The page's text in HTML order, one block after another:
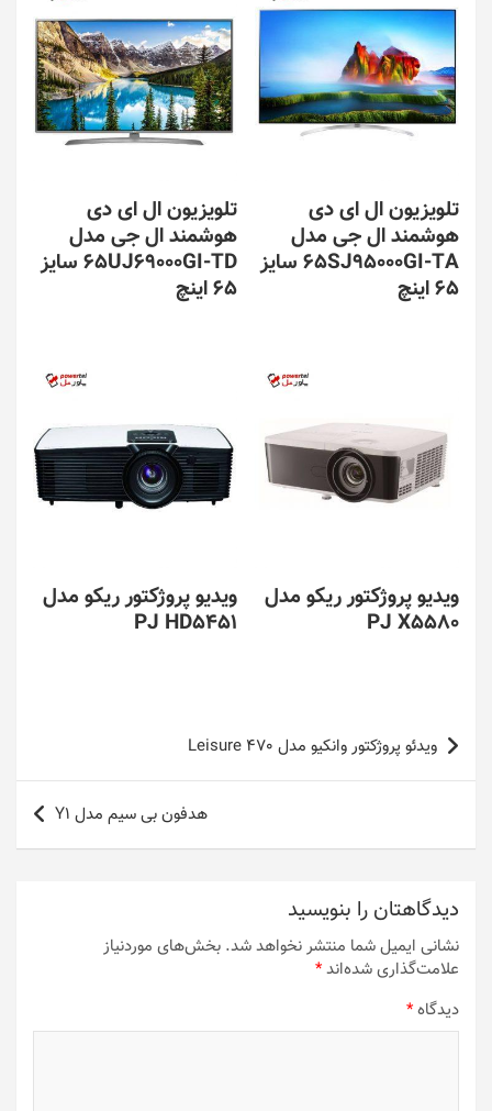
تلویزیون ال ای دی
هوشمند ال جی مدل
65SJ95000GI-TA سایز
65 اینچ
تلویزیون ال ای دی
هوشمند ال جی مدل
65UJ69000GI-TD سایز
65 اینچ
ویدیو پروژکتور ریکو مدل
PJ X5580
ویدیو پروژکتور ریکو مدل
PJ HD5451
راهبری
نوشته
ویدئو پروژکتور وانکیو مدل Leisure 470
هدفون بی سیم مدل Y1
دیدگاهتان را بنویسید
نشانی ایمیل شما منتشر نخواهد شد. بخش‌های موردنیاز
علامت‌گذاری شده‌اند*
دیدگاه*